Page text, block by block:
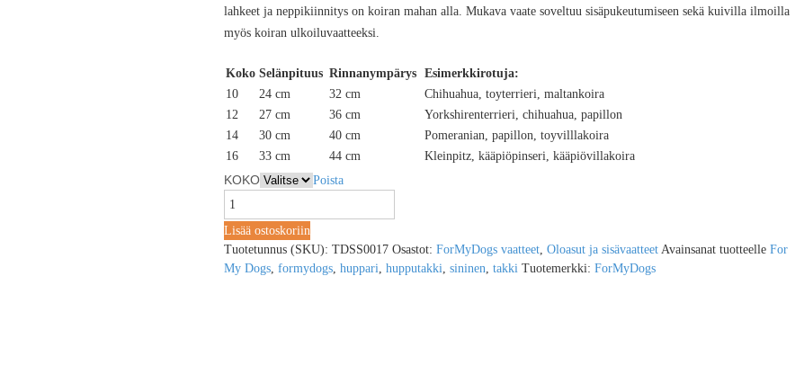
lahkeet ja neppikiinnitys on koiran mahan alla. Mukava vaate soveltuu sisäpukeutumiseen sekä kuivilla ilmoilla
myös koiran ulkoiluvaatteeksi.
Koko Selänpituus Rinnanympärys
Esimerkkirotuja:
10
24 cm 32 cm
Chihuahua, toyterrieri, maltankoira
12
27 cm 36 cm
Yorkshirenterrieri, chihuahua, papillon
14
30 cm 40 cm
Pomeranian, papillon, toyvilllakoira
16
33 cm 44 cm Kleinpitz, kääpiöpinseri, kääpiövillakoira
KOKO Poista
Lisää ostoskoriin
Tuotetunnus (SKU): TDSS0017 Osastot: ForMyDogs vaatteet, Oloasut ja sisävaatteet Avainsanat tuotteelle For
My Dogs, formydogs, huppari hupputakki sininen takki Tuotemerkki: ForMyDogs